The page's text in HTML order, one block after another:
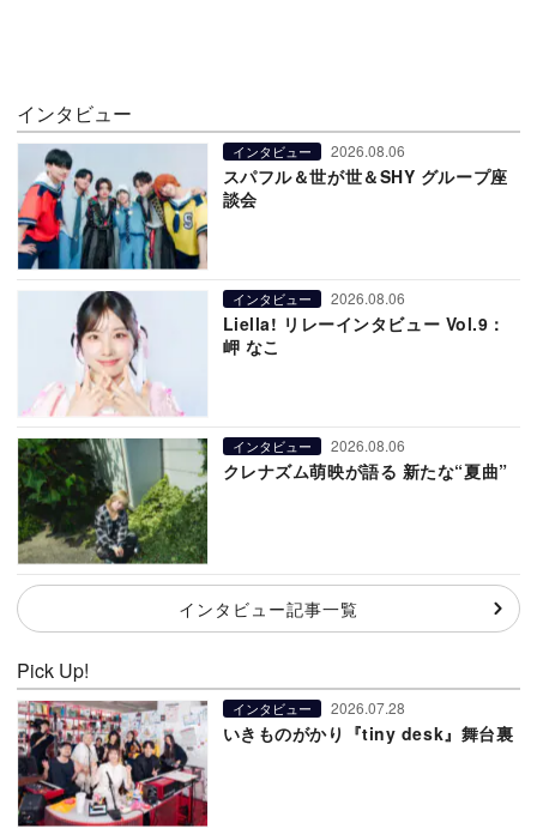
インタビュー
インタビュー 2026.08.06
スパフル＆世が世＆SHY グループ座
談会
インタビュー 2026.08.06
Liella! リレーインタビュー Vol.9：
岬 なこ
インタビュー 2026.08.06
クレナズム萌映が語る 新たな“夏曲”
インタビュー記事一覧
Pick Up!
インタビュー 2026.07.28
いきものがかり『tiny desk』舞台裏